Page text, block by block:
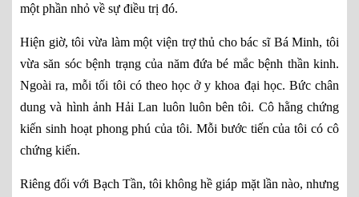
một phần nhỏ về sự điều trị đó.
Hiện giờ, tôi vừa làm một viện trợ thủ cho bác sĩ Bá Minh, tôi
vừa săn sóc bệnh trạng của năm đứa bé mắc bệnh thần kinh.
Ngoài ra, mỗi tối tôi có theo học ở y khoa đại học. Bức chân
dung và hình ảnh Hải Lan luôn luôn bên tôi. Cô hằng chứng
kiến sinh hoạt phong phú của tôi. Mỗi bước tiến của tôi có cô
chứng kiến.
Riêng đối với Bạch Tần, tôi không hề giáp mặt lần nào, nhưng